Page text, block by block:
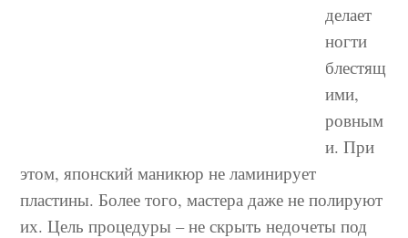
делает
ногти
блестящ
ими,
ровным
и. При
этом, японский маникюр не ламинирует
пластины. Более того, мастера даже не полируют
их. Цель процедуры – не скрыть недочеты под